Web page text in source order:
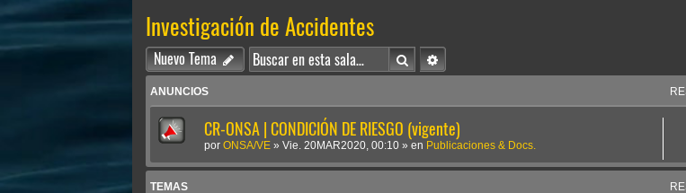
Investigación de Accidentes
Nuevo Tema BuscarBúsqueda avanzada
ANUNCIOS
CR-ONSA | CONDICIÓN DE RIESGO (vigente)
por ONSA/VE » Vie. 20MAR2020, 00:10 » en Publicaciones & Docs.
TEMAS